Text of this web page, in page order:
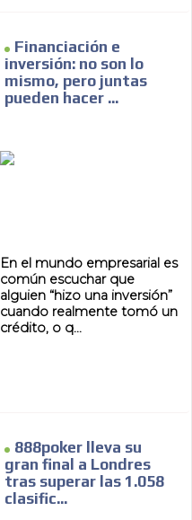
Financiación e
inversión: no son lo
mismo, pero juntas
pueden hacer ...
En el mundo empresarial es
común escuchar que
alguien “hizo una inversión”
cuando realmente tomó un
crédito, o q...
888poker lleva su
gran final a Londres
tras superar las 1.058
clasific...